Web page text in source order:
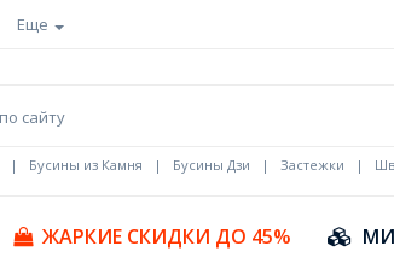
Еще
| Бусины из Камня | Бусины Дзи | Застежки |
ЖАРКИЕ СКИДКИ ДО 45%